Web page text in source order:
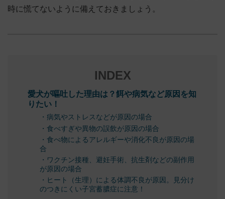
時に慌てないように備えておきましょう。
INDEX
愛犬が嘔吐した理由は？餌や病気など原因を知
りたい！
・病気やストレスなどが原因の場合
・食べすぎや異物の誤飲が原因の場合
・食べ物によるアレルギーや消化不良が原因の場
合
・ワクチン接種、避妊手術、抗生剤などの副作用
が原因の場合
・ヒート（生理）による体調不良が原因。見分け
のつきにくい子宮蓄膿症に注意！